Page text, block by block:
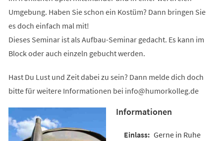
Umgebung. Haben Sie schon ein Kostüm? Dann bringen Sie
es doch einfach mal mit!
Dieses Seminar ist als Aufbau-Seminar gedacht. Es kann im
Block oder auch einzeln gebucht werden.
Hast Du Lust und Zeit dabei zu sein? Dann melde dich doch
bitte für weitere Informationen bei info humorkolleg de
Informationen
Gerne in Ruhe